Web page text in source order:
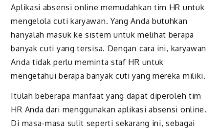
Aplikasi absensi online memudahkan tim HR untuk
mengelola cuti karyawan. Yang Anda butuhkan
hanyalah masuk ke sistem untuk melihat berapa
banyak cuti yang tersisa. Dengan cara ini, karyawan
Anda tidak perlu meminta staf HR untuk
mengetahui berapa banyak cuti yang mereka miliki.
Itulah beberapa manfaat yang dapat diperoleh tim
HR Anda dari menggunakan aplikasi absensi online.
Di masa-masa sulit seperti sekarang ini, sebagai